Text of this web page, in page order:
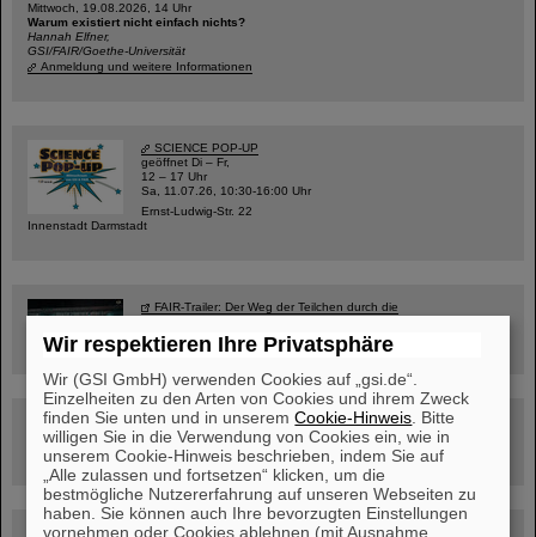
Mittwoch, 19.08.2026, 14 Uhr
Warum existiert nicht einfach nichts?
Hannah Elfner,
GSI/FAIR/Goethe-Universität
Anmeldung und weitere Informationen
SCIENCE POP-UP
geöffnet Di – Fr,
12 – 17 Uhr
Sa, 11.07.26, 10:30-16:00 Uhr
Ernst-Ludwig-Str. 22
Innenstadt Darmstadt
FAIR-Trailer: Der Weg der Teilchen durch die
Rundflug über die FAIR-Baustelle
Besichtigung von GSI/FAIR –
Wir respektieren Ihre Privatsphäre
Wir (GSI GmbH) verwenden Cookies auf „gsi.de“.
Einzelheiten zu den Arten von Cookies und ihrem Zweck
finden Sie unten und in unseremCookie-Hinweis . Bitte
willigen Sie in die Verwendung von Cookies ein, wie in
unserem Cookie-Hinweis beschrieben, indem Sie auf
„Alle zulassen und fortsetzen“ klicken, um die
bestmögliche Nutzererfahrung auf unseren Webseiten zu
haben. Sie können auch Ihre bevorzugten Einstellungen
vornehmen oder Cookies ablehnen (mit Ausnahme